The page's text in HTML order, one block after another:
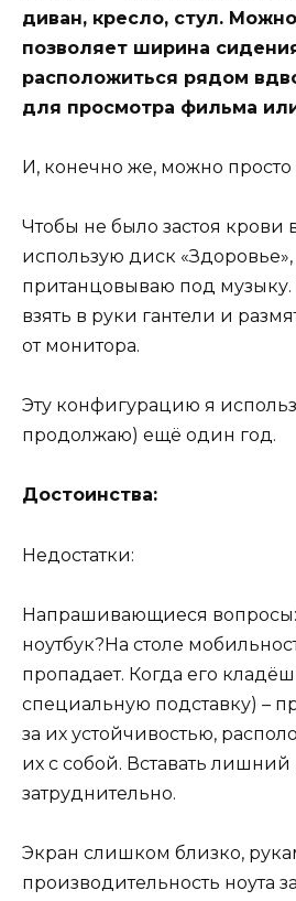
диван, кресло, стул.
позволяет ширина
расположиться рядом
для просмотра фильма
И, конечно же, можно просто
Чтобы не было застоя крови
использую диск
пританцовываю под музыку.
взять в руки гантели и
от монитора.
Эту конфигурацию я
продолжаю) ещё один год.
Достоинства:
Недостатки:
Напрашивающиеся
ноутбук?На столе
пропадает. Когда его
специальную подставку) –
за их устойчивостью,
их с собой. Вставать лишний
затруднительно.
Экран слишком близко,
производительность ноута